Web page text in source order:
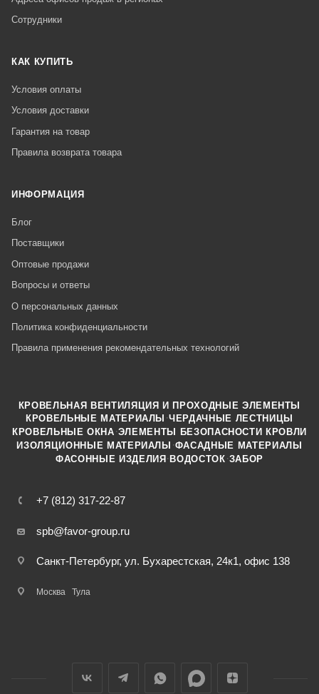
Сотрудники
КАК КУПИТЬ
Условия оплаты
Условия доставки
Гарантия на товар
Правила возврата товара
ИНФОРМАЦИЯ
Блог
Поставщики
Оптовые продажи
Вопросы и ответы
О персональных данных
Политика конфиденциальности
Правила применения рекомендательных технологий
+7 (812) 317-22-87
spb@favor-group.ru
Санкт-Петербург, ул. Бухарестская, 24к1, офис 138
Москва Тула
КРОВЕЛЬНАЯ ВЕНТИЛЯЦИЯ И ПРОХОДНЫЕ ЭЛЕМЕНТЫ
КРОВЕЛЬНЫЕ МАТЕРИАЛЫ ·ЧЕРДАЧНЫЕ ЛЕСТНИЦЫ
КРОВЕЛЬНЫЕ ОКНА ·ЭЛЕМЕНТЫ БЕЗОПАСНОСТИ КРОВЛИ
ИЗОЛЯЦИОННЫЕ МАТЕРИАЛЫ ·ФАСАДНЫЕ МАТЕРИАЛЫ
ФАСОННЫЕ ИЗДЕЛИЯ ·ВОДОСТОК ·ЗАБОР